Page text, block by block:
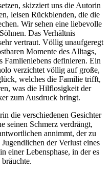
skizziert uns die Autorin
leisen Rückblenden, die die
Wir sehen eine liebevolle
Das Verhältnis
vertraut. Völlig unaufgeregt
Momente des Alltags,
Famlienlebens definieren. Ein
verzichtet völlig auf große,
welches die Familie trifft,
was die Hilflosigkeit der
zum Ausdruck bringt.
die verschiedenen Gesichter
seinen Schmerz verdrängt,
annimmt, der zu
der Verlust eines
einer Lebensphase, in der es